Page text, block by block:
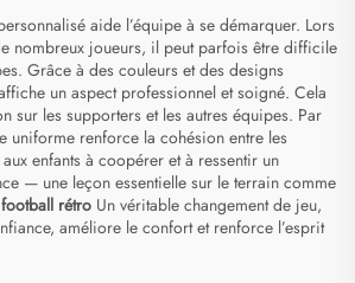
aide l’équipe à se démarquer. Lors
nombreux joueurs, il peut parfois être difficile
Grâce à des couleurs et des designs
un aspect professionnel et soigné. Cela
sur les supporters et les autres équipes. Par
uniforme renforce la cohésion entre les
enfants à coopérer et à ressentir un
— une leçon essentielle sur le terrain comme
rétro Un véritable changement de jeu,
améliore le confort et renforce l’esprit